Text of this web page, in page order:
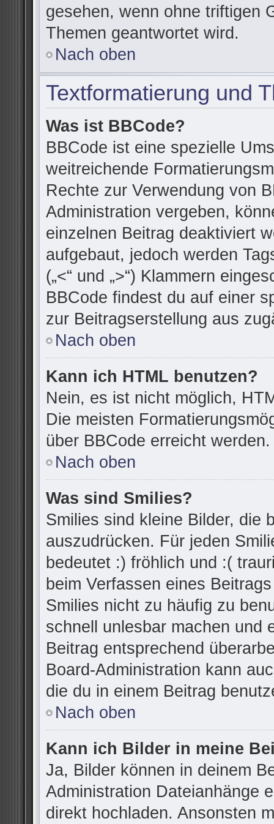
gesehen, wenn ohne triftigen
Themen geantwortet wird.
Nach oben
Textformatierung und
Was ist BBCode?
BBCode ist eine spezielle
weitreichende
Rechte zur Verwendung von
Administration vergeben,
einzelnen Beitrag deaktiviert
aufgebaut, jedoch werden
(„<“ und „>“) Klammern
BBCode findest du auf einer
zur Beitragserstellung aus
Nach oben
Kann ich HTML benutzen?
Nein, es ist nicht möglich,
Die meisten
über BBCode erreicht werden.
Nach oben
Was sind Smilies?
Smilies sind kleine Bilder, die
auszudrücken. Für jeden
bedeutet :) fröhlich und :(
beim Verfassen eines
Smilies nicht zu häufig zu
schnell unlesbar machen und
Beitrag entsprechend
Board-Administration kann
die du in einem Beitrag
Nach oben
Kann ich Bilder in meine
Ja, Bilder können in deinem
Administration Dateianhänge
direkt hochladen. Ansonsten